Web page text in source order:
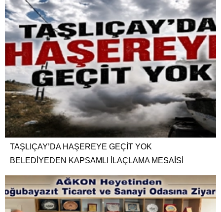
TAŞLIÇAY’DA HAŞEREYE GEÇİT YOK
BELEDİYEDEN KAPSAMLI İLAÇLAMA MESAİSİ